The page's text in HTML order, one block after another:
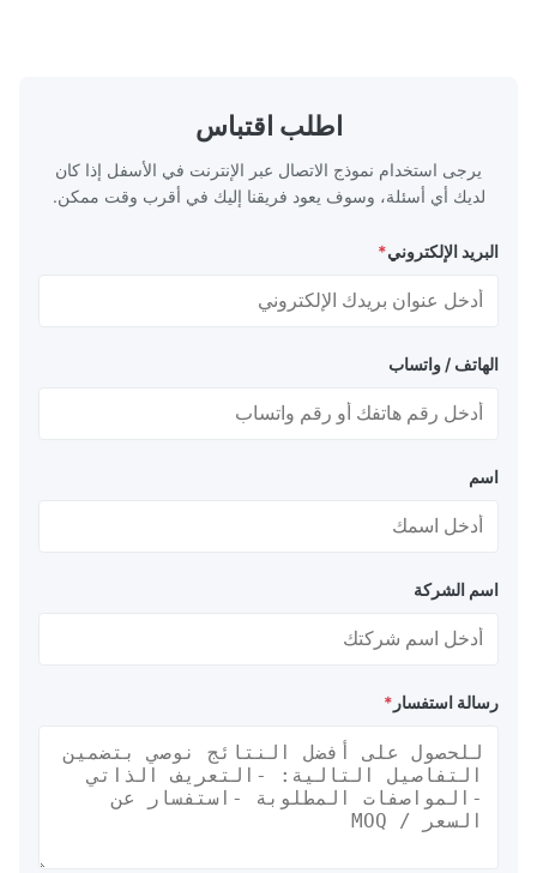
Jun 11.2025
Durable and reliable pelletizer. We run it daily without
اطلب اقتباس
يرجى استخدام نموذج الاتصال عبر الإنترنت في الأسفل إذا كان
لديك أي أسئلة، وسوف يعود فريقنا إليك في أقرب وقت ممكن.
البريد الإلكتروني*
الهاتف / واتساب
اسم الشركة
رسالة استفسار*